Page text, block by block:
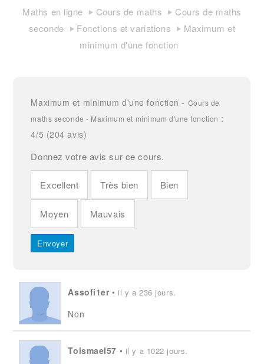
Maths en ligne Cours de maths
Cours de maths
seconde
Fonctions et variations
Maximum et
minimum d'une fonction
Maximum et minimum d'une fonction - Cours de
maths seconde - Maximum et minimum d'une fonction :
4/5 (204 avis)
Donnez votre avis sur ce cours.
Excellent Très bien Bien
Moyen Mauvais
Assofi1er •il y a 236 jours.
Non
Toismael57 • il y a 1022 jours.